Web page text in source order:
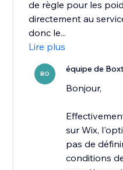
de règle pour les
directement au
donc le...
Lire plus
BO équipe de
Bonjour,
sur Wix,
pas de
conditions